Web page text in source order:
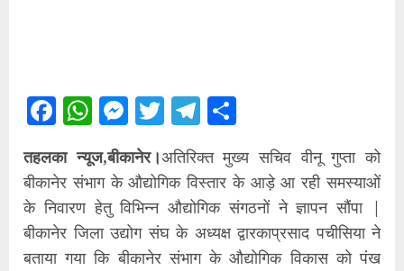
Facebook
WhatsApp
Messenger
TwitterTelegram
तहलका न्यूज,बीकानेर।अतिरिक्त मुख्य सचिव वीनू गुप्ता को
बीकानेर संभाग के औद्योगिक विस्तार के आड़े आ रही समस्याओं
के निवारण हेतु विभिन्न औद्योगिक संगठनों ने ज्ञापन सौंपा |
बीकानेर जिला उद्योग संघ के अध्यक्ष द्वारकाप्रसाद पचीसिया ने
बताया गया कि बीकानेर संभाग के औद्योगिक विकास को पंख